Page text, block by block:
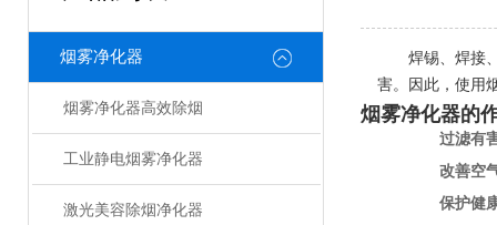
烟雾净化器
烟雾净化器高效除烟
工业静电烟雾净化器
激光美容除烟净化器
焊锡、焊接
害。因此，使用
烟雾净化器的
过滤有
改善空
保护健